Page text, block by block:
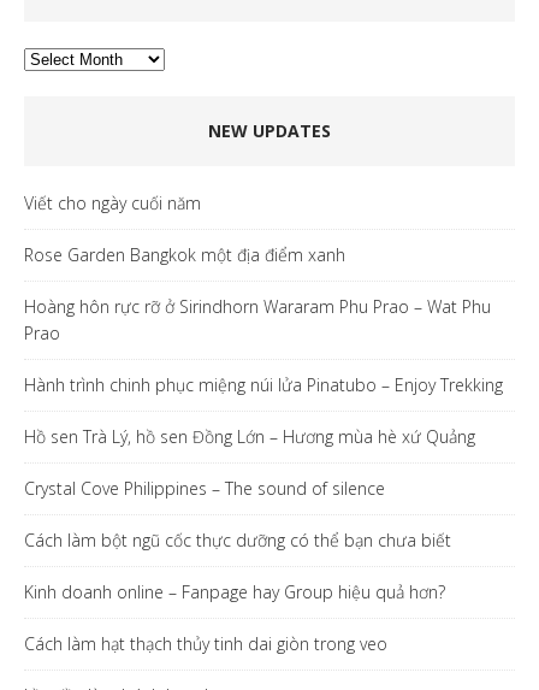
Archives
NEW UPDATES
Viết cho ngày cuối năm
Rose Garden Bangkok một địa điểm xanh
Hoàng hôn rực rỡ ở Sirindhorn Wararam Phu Prao – Wat Phu
Prao
Hành trình chinh phục miệng núi lửa Pinatubo – Enjoy Trekking
Hồ sen Trà Lý, hồ sen Đồng Lớn – Hương mùa hè xứ Quảng
Crystal Cove Philippines – The sound of silence
Cách làm bột ngũ cốc thực dưỡng có thể bạn chưa biết
Kinh doanh online – Fanpage hay Group hiệu quả hơn?
Cách làm hạt thạch thủy tinh dai giòn trong veo